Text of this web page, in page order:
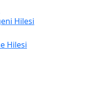
Hilesi
Hilesi